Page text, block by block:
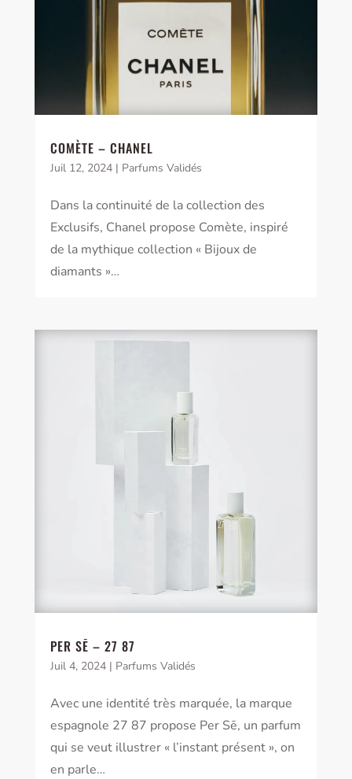
COMÈTE – CHANEL
Juil 12, 2024| Parfums Validés
Dans la continuité de la collection des
Exclusifs, Chanel propose Comète, inspiré
de la mythique collection « Bijoux de
diamants »…
PER SĒ – 27 87
Juil 4, 2024| Parfums Validés
Avec une identité très marquée, la marque
espagnole 27 87 propose Per Sē, un parfum
qui se veut illustrer « l’instant présent », on
en parle…